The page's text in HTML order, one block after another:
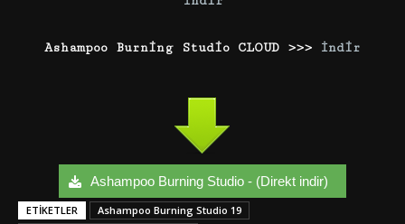
Ashampoo Burning Studio CLOUD >>> İndir
Ashampoo Burning Studio - (Direkt indir)
ETIKETLER
Ashampoo Burning Studio 19